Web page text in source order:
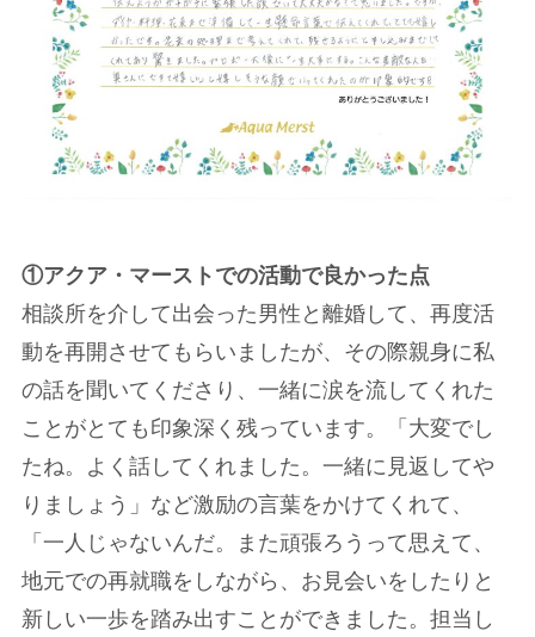
①アクア・マーストでの活動で良かった点
相談所を介して出会った男性と離婚して、再度活
動を再開させてもらいましたが、その際親身に私
の話を聞いてくださり、一緒に涙を流してくれた
ことがとても印象深く残っています。「大変でし
たね。よく話してくれました。一緒に見返してや
りましょう」など激励の言葉をかけてくれて、
「一人じゃないんだ。また頑張ろうって思えて、
地元での再就職をしながら、お見会いをしたりと
新しい一歩を踏み出すことができました。担当し